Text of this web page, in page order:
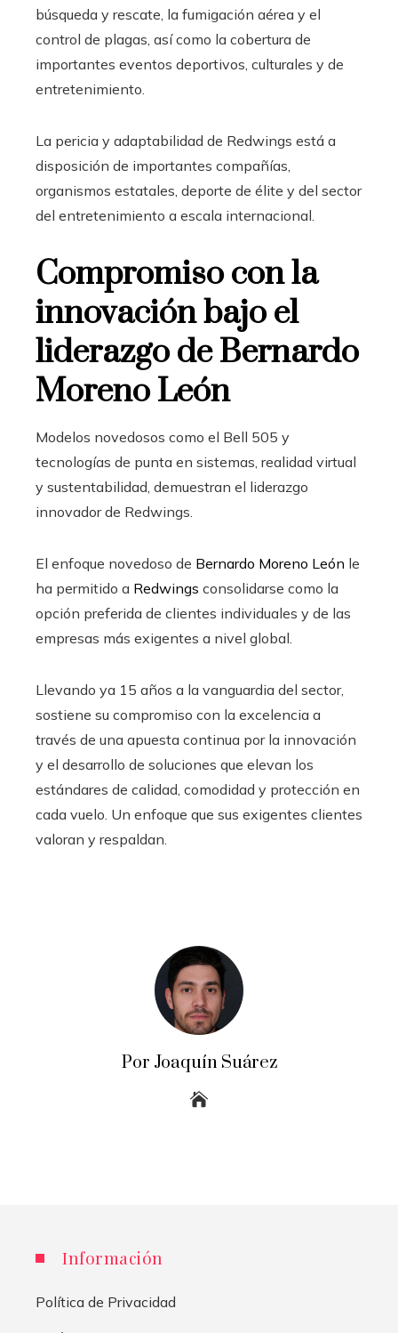
búsqueda y rescate, la fumigación aérea y el
control de plagas, así como la cobertura de
importantes eventos deportivos, culturales y de
entretenimiento.
La pericia y adaptabilidad de Redwings está a
disposición de importantes compañías,
organismos estatales, deporte de élite y del sector
del entretenimiento a escala internacional.
Compromiso con la
innovación bajo el
liderazgo de Bernardo
Moreno León
Modelos novedosos como el Bell 505 y
tecnologías de punta en sistemas, realidad virtual
y sustentabilidad, demuestran el liderazgo
innovador de Redwings.
El enfoque novedoso de Bernardo Moreno León le
ha permitido a Redwings consolidarse como la
opción preferida de clientes individuales y de las
empresas más exigentes a nivel global.
Llevando ya 15 años a la vanguardia del sector,
sostiene su compromiso con la excelencia a
través de una apuesta continua por la innovación
y el desarrollo de soluciones que elevan los
estándares de calidad, comodidad y protección en
cada vuelo. Un enfoque que sus exigentes clientes
valoran y respaldan.
Por Joaquín Suárez
Información
Política de Privacidad